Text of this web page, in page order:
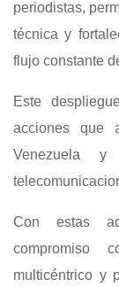
periodistas,
técnica y
flujo constante
Este
acciones que
Venezuela
Con estas
compromiso
multicéntrico y